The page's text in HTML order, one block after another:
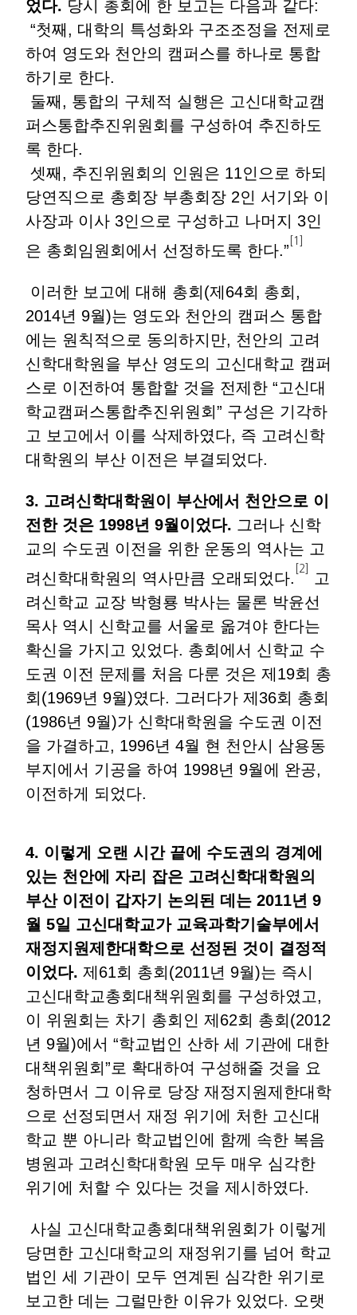
었다. 당시 총회에 한 보고는 다음과 같다:
“첫째, 대학의 특성화와 구조조정을 전제로
하여 영도와 천안의 캠퍼스를 하나로 통합
하기로 한다.
둘째, 통합의 구체적 실행은 고신대학교캠
퍼스통합추진위원회를 구성하여 추진하도
록 한다.
셋째, 추진위원회의 인원은 11인으로 하되
당연직으로 총회장 부총회장 2인 서기와 이
사장과 이사 3인으로 구성하고 나머지 3인
은 총회임원회에서 선정하도록 한다.”
[1]
이러한 보고에 대해 총회(제64회 총회,
2014년 9월)는 영도와 천안의 캠퍼스 통합
에는 원칙적으로 동의하지만, 천안의 고려
신학대학원을 부산 영도의 고신대학교 캠퍼
스로 이전하여 통합할 것을 전제한 “고신대
학교캠퍼스통합추진위원회” 구성은 기각하
고 보고에서 이를 삭제하였다, 즉 고려신학
대학원의 부산 이전은 부결되었다.
3. 고려신학대학원이 부산에서 천안으로 이
전한 것은 1998년 9월이었다. 그러나 신학
교의 수도권 이전을 위한 운동의 역사는 고
려신학대학원의 역사만큼 오래되었다.
[2]
고
려신학교 교장 박형룡 박사는 물론 박윤선
목사 역시 신학교를 서울로 옮겨야 한다는
확신을 가지고 있었다. 총회에서 신학교 수
도권 이전 문제를 처음 다룬 것은 제19회 총
회(1969년 9월)였다. 그러다가 제36회 총회
(1986년 9월)가 신학대학원을 수도권 이전
을 가결하고, 1996년 4월 현 천안시 삼용동
부지에서 기공을 하여 1998년 9월에 완공,
이전하게 되었다.
4. 이렇게 오랜 시간 끝에 수도권의 경계에
있는 천안에 자리 잡은 고려신학대학원의
부산 이전이 갑자기 논의된 데는 2011년 9
월 5일 고신대학교가 교육과학기술부에서
재정지원제한대학으로 선정된 것이 결정적
이었다. 제61회 총회(2011년 9월)는 즉시
고신대학교총회대책위원회를 구성하였고,
이 위원회는 차기 총회인 제62회 총회(2012
년 9월)에서 “학교법인 산하 세 기관에 대한
대책위원회”로 확대하여 구성해줄 것을 요
청하면서 그 이유로 당장 재정지원제한대학
으로 선정되면서 재정 위기에 처한 고신대
학교 뿐 아니라 학교법인에 함께 속한 복음
병원과 고려신학대학원 모두 매우 심각한
위기에 처할 수 있다는 것을 제시하였다.
사실 고신대학교총회대책위원회가 이렇게
당면한 고신대학교의 재정위기를 넘어 학교
법인 세 기관이 모두 연계된 심각한 위기로
보고한 데는 그럴만한 이유가 있었다. 오랫